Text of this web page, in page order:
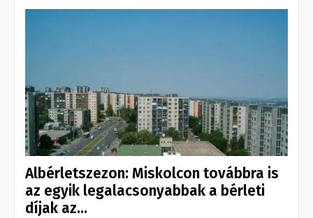
Albérletszezon: Miskolcon továbbra is
az egyik legalacsonyabbak a bérleti
díjak az...